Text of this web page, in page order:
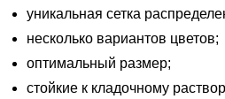
уникальная сетка
несколько вариантов цветов;
оптимальный размер;
стойкие к кладочному